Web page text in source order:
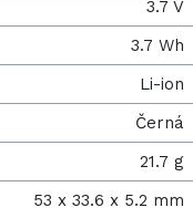
3.7 V
3.7 Wh
Li-ion
Černá
21.7 g
53 x 33.6 x 5.2 mm